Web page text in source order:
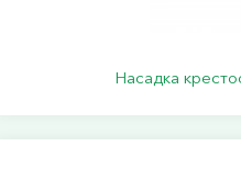
Насадка